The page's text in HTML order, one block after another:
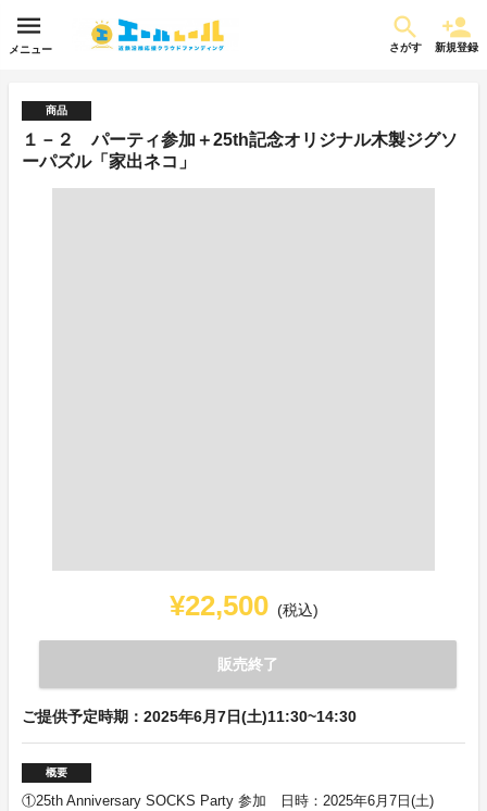
メニュー さがす 新規登録
商品
１－２ パーティ参加＋25th記念オリジナル木製ジグソ
ーパズル「家出ネコ」
¥22,500 (税込)
販売終了
ご提供予定時期：2025年6月7日(土)11:30~14:30
概要
①25th Anniversary SOCKS Party 参加 日時：2025年6月7日(土)